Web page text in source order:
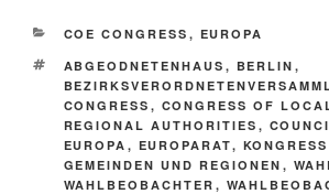
KATEGORIEN
COE CONGRESS , EUROPA
SCHLAGWÖRTER
ABGEODNETENHAUS , BERLIN ,
CONGRESS , CONGRESS OF
REGIONAL AUTHORITIES ,
EUROPA , EUROPARAT,
GEMEINDEN UND REGIONEN ,
WAHLBEOBACHTER ,